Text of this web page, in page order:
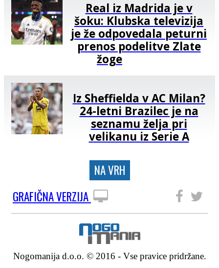
Real iz Madrida je v
šoku: Klubska televizija
je že odpovedala peturni
prenos podelitve Zlate
žoge
Iz Sheffielda v AC Milan?
24-letni Brazilec je na
seznamu želja pri
velikanu iz Serie A
NA VRH
GRAFIČNA VERZIJA
Nogomanija d.o.o. © 2016 - Vse pravice pridržane.